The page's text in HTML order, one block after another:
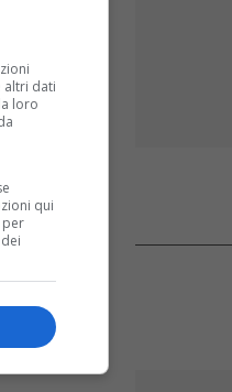
I
altri dati
loro
qui
per